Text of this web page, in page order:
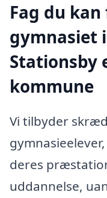
Fag du
gymnasiet
Stationsby
kommune
Vi tilbyder
deres
uddannelse,